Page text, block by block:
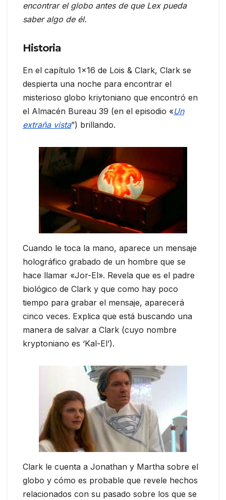
encontrar el globo antes de que Lex pueda
saber algo de él.
Historia
En el capítulo 1×16 de Lois & Clark, Clark se
despierta una noche para encontrar el
misterioso globo kriytoniano que encontró en
el Almacén Bureau 39 (en el episodio «Un
extraña vista”) brillando.
Cuando le toca la mano, aparece un mensaje
holográfico grabado de un hombre que se
hace llamar «Jor-El». Revela que es el padre
biológico de Clark y que como hay poco
tiempo para grabar el mensaje, aparecerá
cinco veces. Explica que está buscando una
manera de salvar a Clark (cuyo nombre
kryptoniano es ‘Kal-El’).
Clark le cuenta a Jonathan y Martha sobre el
globo y cómo es probable que revele hechos
relacionados con su pasado sobre los que se